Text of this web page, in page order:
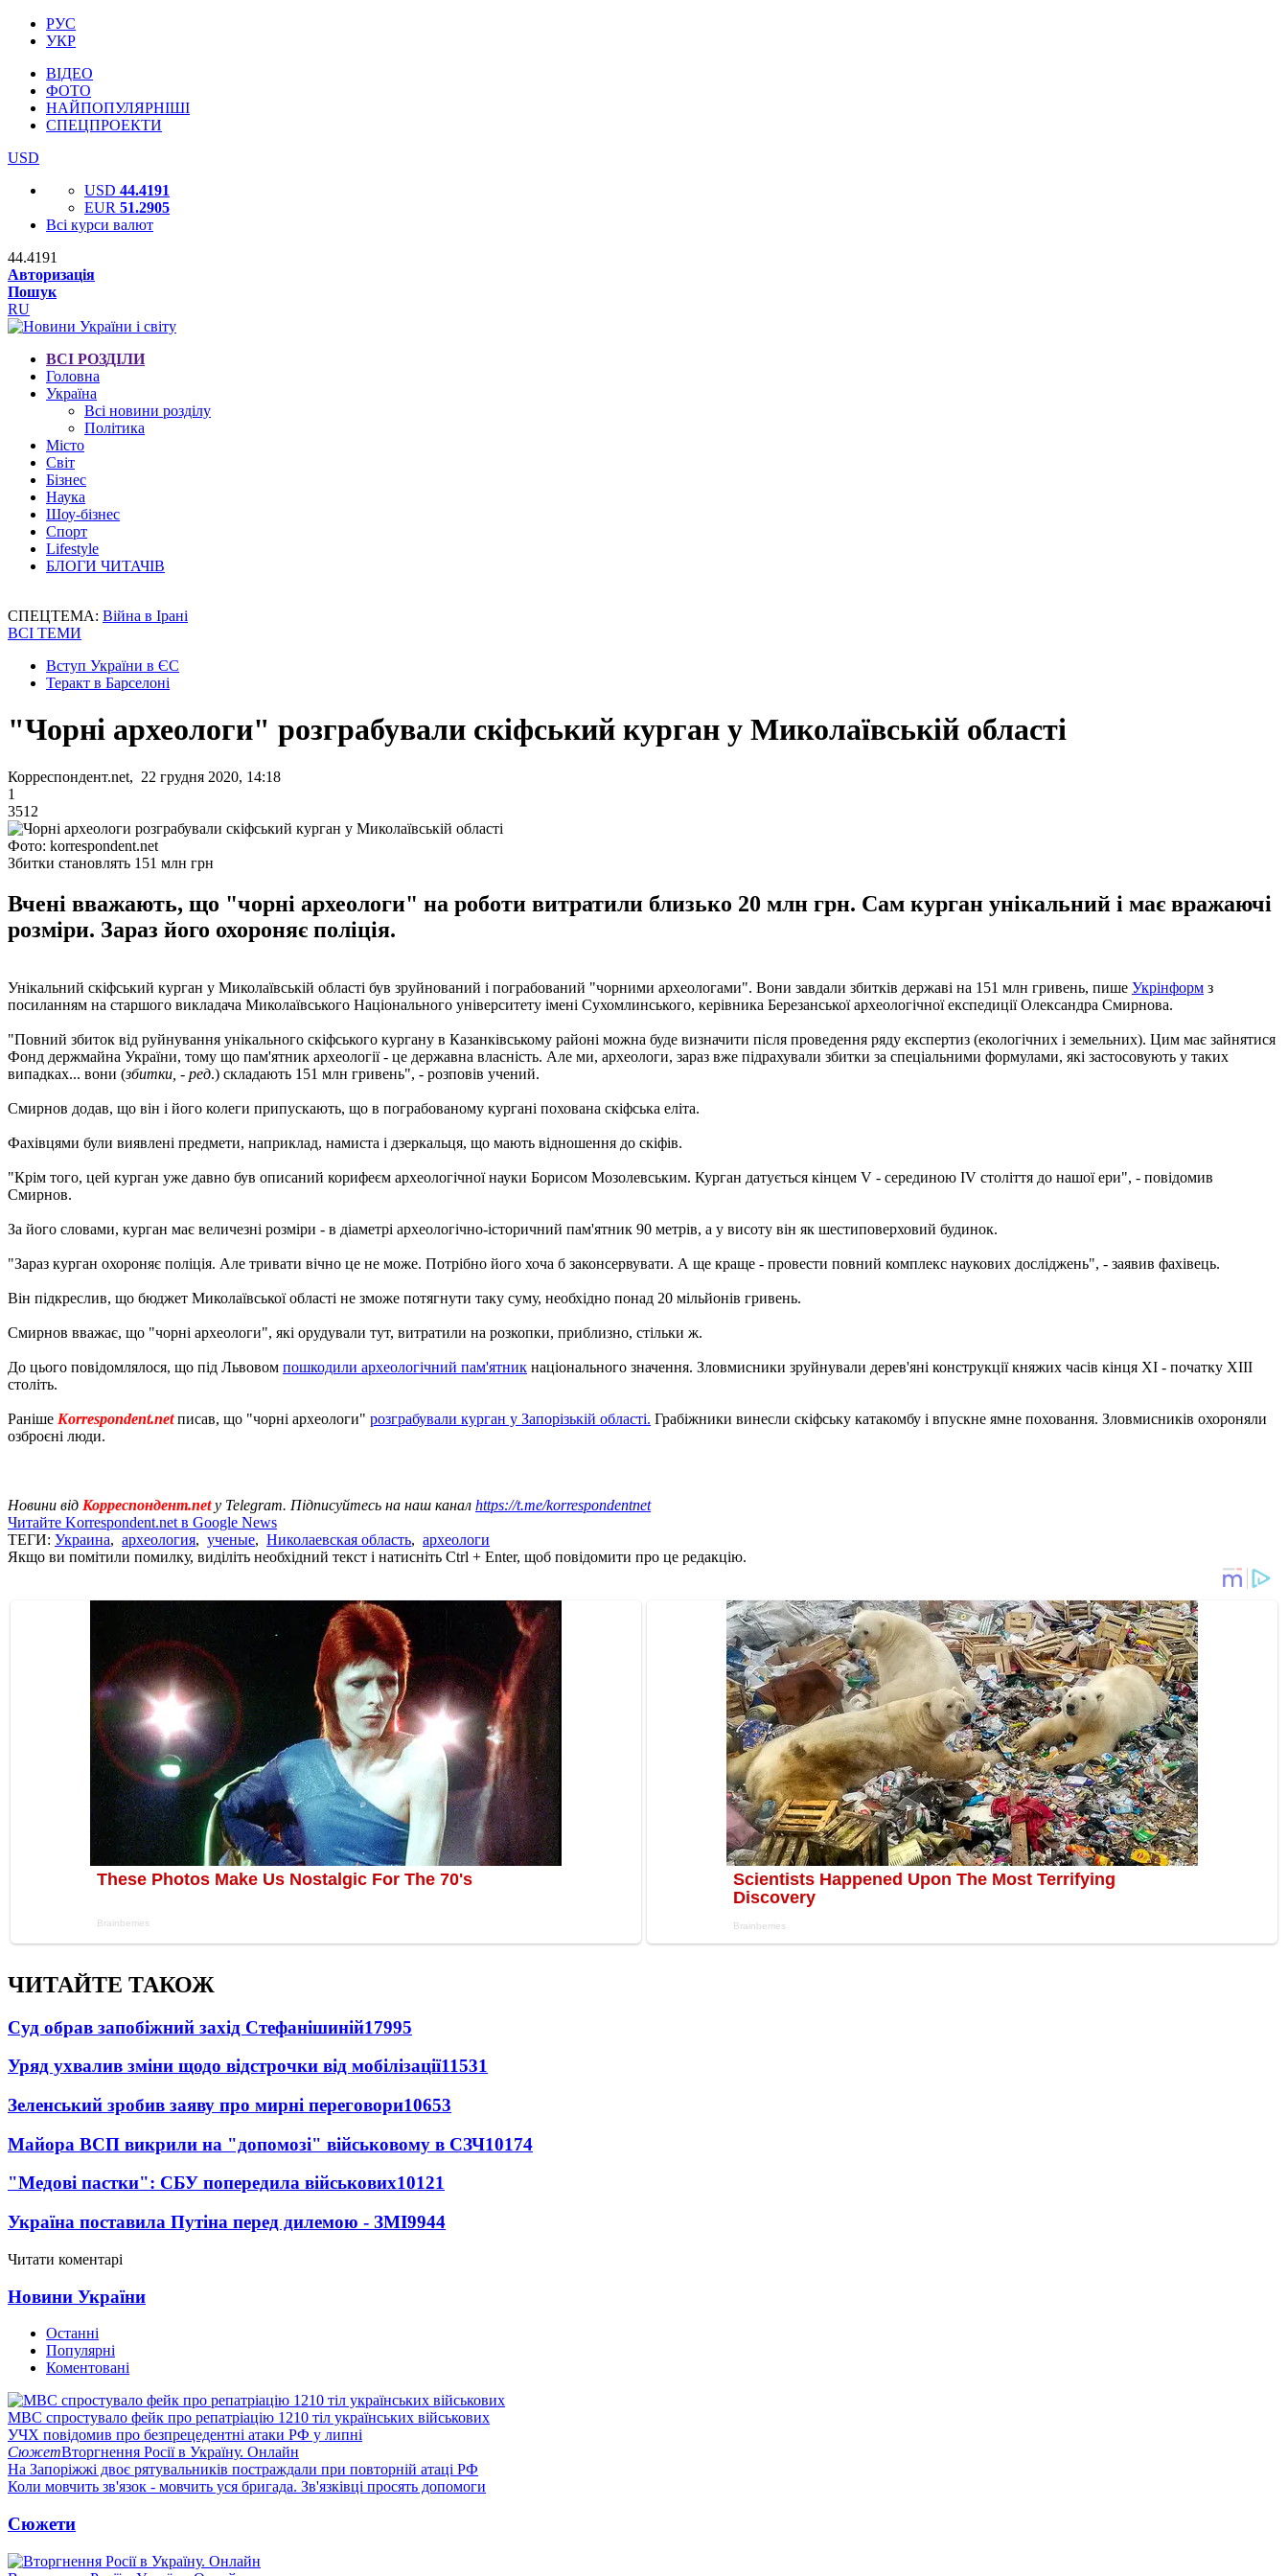
РУС
УКР
ВІДЕО
ФОТО
НАЙПОПУЛЯРНІШІ
СПЕЦПРОЕКТИ
USD
USD 44.4191
EUR 51.2905
Всі курси валют
44.4191
Авторизація
Пошук
RU
ВСІ РОЗДІЛИ
Головна
Україна
Всі новини розділу
Політика
Місто
Світ
Бізнес
Наука
Шоу-бізнес
Спорт
Lifestyle
БЛОГИ ЧИТАЧІВ
СПЕЦТЕМА: Війна в Ірані
ВСІ ТЕМИ
Вступ України в ЄС
Теракт в Барселоні
"Чорні археологи" розграбували скіфський курган у Миколаївській області
Корреспондент.net, 22 грудня 2020, 14:18
1
3512
Фото: korrespondent.net
Збитки становлять 151 млн грн
Вчені вважають, що "чорні археологи" на роботи витратили близько 20 млн грн. Сам курган унікальний і має вражаючі
розміри. Зараз його охороняє поліція.
Унікальний скіфський курган у Миколаївській області був зруйнований і пограбований "чорними археологами". Вони завдали збитків державі на 151 млн гривень, пише Укрінформ з
посиланням на старшого викладача Миколаївського Національного університету імені Сухомлинського, керівника Березанської археологічної експедиції Олександра Смирнова.
"Повний збиток від руйнування унікального скіфського кургану в Казанківському районі можна буде визначити після проведення ряду експертиз (екологічних і земельних). Цим має зайнятися
Фонд держмайна України, тому що пам'ятник археології - це державна власність. Але ми, археологи, зараз вже підрахували збитки за спеціальними формулами, які застосовують у таких
випадках... вони (збитки, - ред.) складають 151 млн гривень", - розповів учений.
Смирнов додав, що він і його колеги припускають, що в пограбованому кургані похована скіфська еліта.
Фахівцями були виявлені предмети, наприклад, намиста і дзеркальця, що мають відношення до скіфів.
"Крім того, цей курган уже давно був описаний корифеєм археологічної науки Борисом Мозолевським. Курган датується кінцем V - серединою IV століття до нашої ери", - повідомив
Смирнов.
За його словами, курган має величезні розміри - в діаметрі археологічно-історичний пам'ятник 90 метрів, а у висоту він як шестиповерховий будинок.
"Зараз курган охороняє поліція. Але тривати вічно це не може. Потрібно його хоча б законсервувати. А ще краще - провести повний комплекс наукових досліджень", - заявив фахівець.
Він підкреслив, що бюджет Миколаївської області не зможе потягнути таку суму, необхідно понад 20 мільйонів гривень.
Смирнов вважає, що "чорні археологи", які орудували тут, витратили на розкопки, приблизно, стільки ж.
До цього повідомлялося, що під Львовом пошкодили археологічний пам'ятник національного значення. Зловмисники зруйнували дерев'яні конструкції княжих часів кінця ХI - початку XIII
століть.
Раніше Korrespondent.netписав, що "чорні археологи" розграбували курган у Запорізькій області. Грабіжники винесли скіфську катакомбу і впускне ямне поховання. Зловмисників охороняли
озброєні люди.
Новини від Корреспондент.netу Telegram. Підписуйтесь на наш канал https://t.me/korrespondentnet
Читайте Korrespondent.net в Google News
ТЕГИ: Украина, археология, ученые, Николаевская область, археологи
Якщо ви помітили помилку, виділіть необхідний текст і натисніть Ctrl + Enter, щоб повідомити про це редакцію.
ЧИТАЙТЕ ТАКОЖ
Суд обрав запобіжний захід Стефанішиній17995
Уряд ухвалив зміни щодо відстрочки від мобілізації11531
Зеленський зробив заяву про мирні переговори10653
Майора ВСП викрили на "допомозі" військовому в СЗЧ10174
"Медові пастки": СБУ попередила військових10121
Україна поставила Путіна перед дилемою - ЗМІ9944
Читати коментарі
Новини України
Останні
Популярні
Коментовані
МВС спростувало фейк про репатріацію 1210 тіл українських військових
УЧХ повідомив про безпрецедентні атаки РФ у липні
СюжетВторгнення Росії в Україну. Онлайн
На Запоріжжі двоє рятувальників постраждали при повторній атаці РФ
Коли мовчить зв'язок - мовчить уся бригада. Зв'язківці просять допомоги
Сюжети